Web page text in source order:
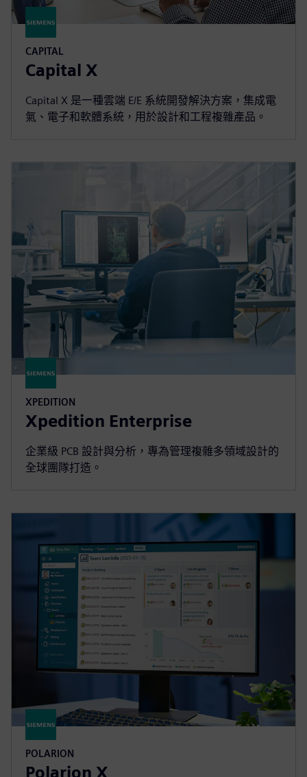
CAPITAL
Capital X
Capital X 是一種雲端 E/E 系統開發解決方案，集成電
氣、電子和軟體系統，用於設計和工程複雜產品。
XPEDITION
Xpedition Enterprise
企業級 PCB 設計與分析，專為管理複雜多領域設計的
全球團隊打造。
POLARION
Polarion X